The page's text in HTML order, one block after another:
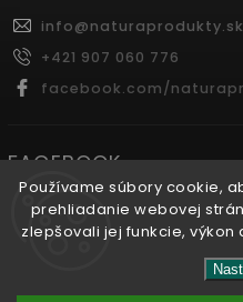
Používame súbory cookie,
prehliadanie webovej
zlepšovali jej funkcie,
info@naturaprodukty.sk
+421 907 060 776
facebook.com/
FACEBOOK